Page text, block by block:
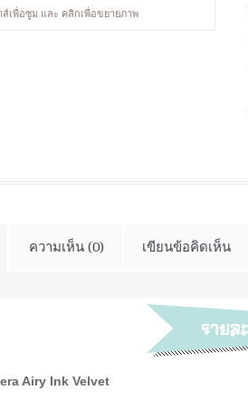
ส์เพื่อซูม และ คลิกเพื่อขยายภาพ
ความเห็น (0) เขียนข้อคิดเห็น
Airy Ink Velvet